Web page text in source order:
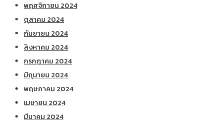
พฤศจิกายน 2024
ตุลาคม 2024
กันยายน 2024
สิงหาคม 2024
กรกฎาคม 2024
มิถุนายน 2024
พฤษภาคม 2024
เมษายน 2024
มีนาคม 2024